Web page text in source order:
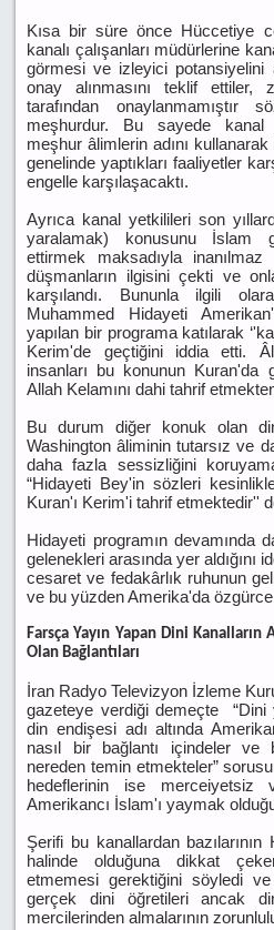
Kısa bir süre önce Hüccetiye
kanalı çalışanları müdürlerine
görmesi ve izleyici potansiyelini
onay alınmasını teklif
tarafından onaylanmamıştır
meşhurdur. Bu sayede kanal
meşhur âlimlerin adını
genelinde yaptıkları faaliyetler
engelle karşılaşacaktı.
Ayrıca kanal yetkilileri son
yaralamak) konusunu İslam
ettirmek maksadıyla
düşmanların ilgisini çekti ve
karşılandı. Bununla ilgili
Muhammed Hidayeti
yapılan bir programa katılarak
Kerim'de geçtiğini iddia etti.
insanları bu konunun Kuran'da
Allah Kelamını dahi tahrif
Bu durum diğer konuk olan
Washington âliminin tutarsız ve
daha fazla sessizliğini
“Hidayeti Bey'in sözleri
Kuran'ı Kerim'i tahrif etmektedir''
Hidayeti programın devamında
gelenekleri arasında yer aldığını
cesaret ve fedakârlık ruhunun
ve bu yüzden Amerika'da özgürce
Farsça Yayın Yapan Dini
Olan Bağlantıları
İran Radyo Televizyon İzleme
gazeteye verdiği demeçte “Dini
din endişesi adı altında
nasıl bir bağlantı içindeler ve
nereden temin etmekteler”
hedeflerinin ise
Amerikancı İslam'ı yaymak
Şerifi bu kanallardan
halinde olduğuna dikkat
etmemesi gerektiğini söyledi
gerçek dini öğretileri ancak
mercilerinden almalarının